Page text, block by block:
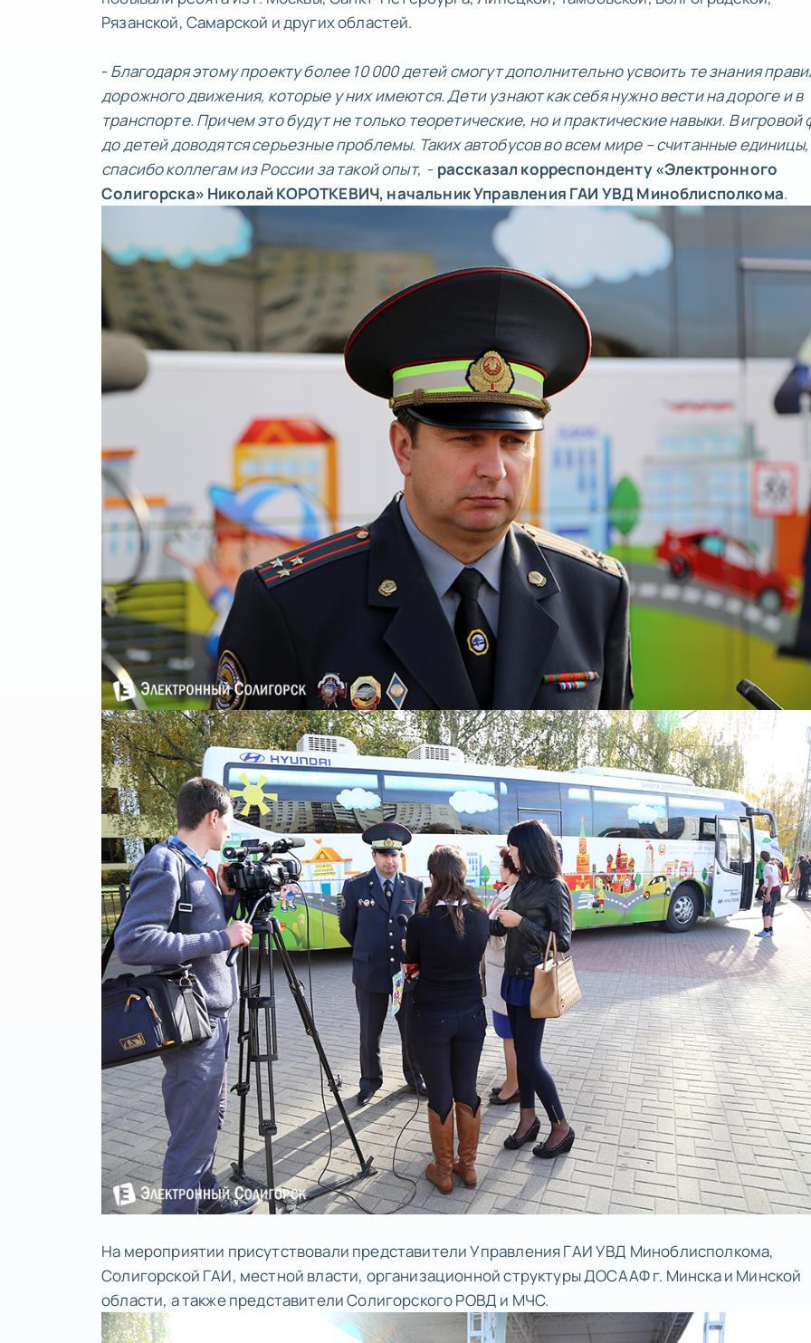
Рязанской, Самарской и других областей.
- Благодаря этому проекту более 10 000 детей смогут дополнительно усвоить те знания
дорожного движения, которые у них имеются. Дети узнают как себя нужно вести на дороге и в
транспорте. Причем это будут не только теоретические, но и практические навыки. В
до детей доводятся серьезные проблемы. Таких автобусов во всем мире – считанные единицы,
спасибо коллегам из России за такой опыт, - рассказал корреспонденту «Электронного
Солигорска» Николай КОРОТКЕВИЧ, начальник Управления ГАИ УВД Миноблисполкома.
На мероприятии присутствовали представители Управления ГАИ УВД Миноблисполкома,
Солигорской ГАИ, местной власти, организационной структуры ДОСААФ г. Минска и Минской
области, а также представители Солигорского РОВД и МЧС.